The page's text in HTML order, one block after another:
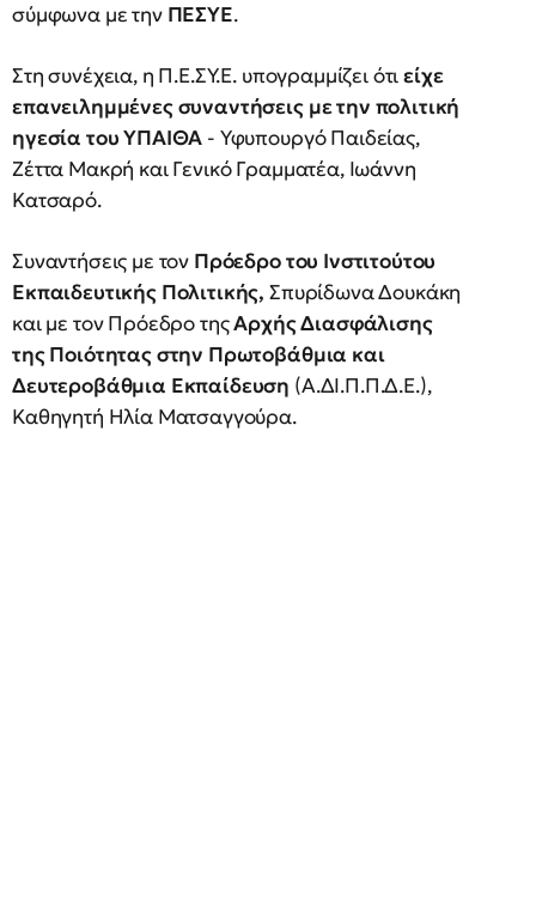
σύμφωνα με την ΠΕΣΥΕ.
Στη συνέχεια, η Π.Ε.ΣΥ.Ε. υπογραμμίζει ότιείχε
επανειλημμένες συναντήσεις με την πολιτική
ηγεσία του ΥΠΑΙΘΑ - Υφυπουργό Παιδείας,
Ζέττα Μακρή και Γενικό Γραμματέα, Ιωάννη
Κατσαρό.
Συναντήσεις με τον Πρόεδρο του Ινστιτούτου
Εκπαιδευτικής Πολιτικής, Σπυρίδωνα Δουκάκη
και με τον Πρόεδρο τηςΑρχής Διασφάλισης
της Ποιότητας στην Πρωτοβάθμια και
Δευτεροβάθμια Εκπαίδευση (Α.ΔΙ.Π.Π.Δ.Ε.),
Καθηγητή Ηλία Ματσαγγούρα.